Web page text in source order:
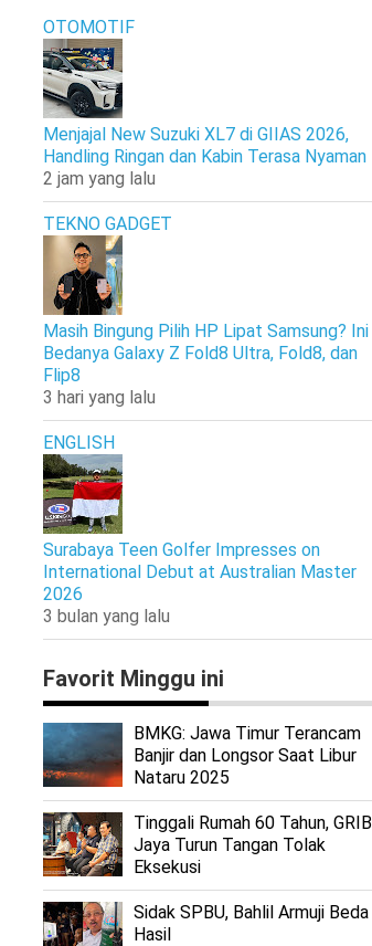
OTOMOTIF
Menjajal New Suzuki XL7 di GIIAS 2026,
Handling Ringan dan Kabin Terasa Nyaman
2 jam yang lalu
TEKNO GADGET
Masih Bingung Pilih HP Lipat Samsung? Ini
Bedanya Galaxy Z Fold8 Ultra, Fold8, dan
Flip8
3 hari yang lalu
ENGLISH
Surabaya Teen Golfer Impresses on
International Debut at Australian Master
2026
3 bulan yang lalu
Favorit Minggu ini
BMKG: Jawa Timur Terancam
Banjir dan Longsor Saat Libur
Nataru 2025
Tinggali Rumah 60 Tahun, GRIB
Jaya Turun Tangan Tolak
Eksekusi
Sidak SPBU, Bahlil Armuji Beda
Hasil